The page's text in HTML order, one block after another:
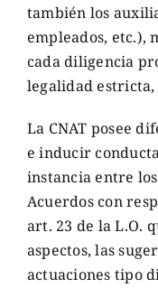
también los
empleados, etc.),
cada diligencia
legalidad estricta,
La CNAT posee
e inducir
instancia entre
Acuerdos con
art. 23 de la L.O.
aspectos, las
actuaciones tipo